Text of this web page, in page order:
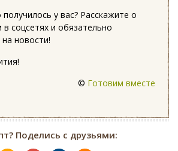
у вас? Расскажите о
в соцсетях и обязательно
новости!
© Готовим вместе
Поделись с друзьями: